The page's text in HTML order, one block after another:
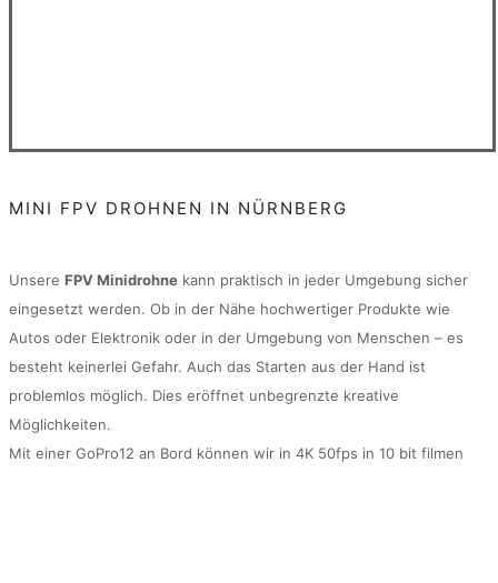
MINI FPV DROHNEN IN NÜRNBERG
Unsere FPV Minidrohne kann praktisch in jeder Umgebung sicher
eingesetzt werden. Ob in der Nähe hochwertiger Produkte wie
Autos oder Elektronik oder in der Umgebung von Menschen – es
besteht keinerlei Gefahr. Auch das Starten aus der Hand ist
problemlos möglich. Dies eröffnet unbegrenzte kreative
Möglichkeiten.
Mit einer GoPro12 an Bord können wir in 4K 50fps in 10 bit filmen